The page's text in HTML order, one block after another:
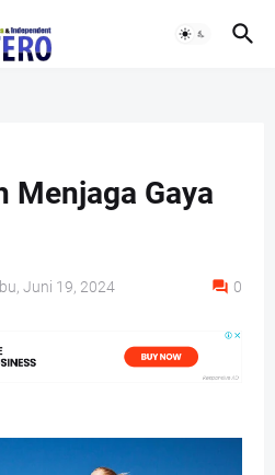
Menjaga Gaya
Juni 19, 2024 0